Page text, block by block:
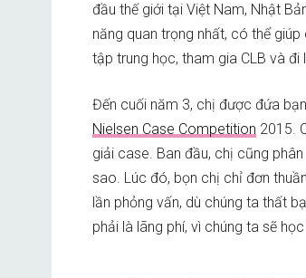
đầu thế giới tại Việt Nam, Nhật
năng quan trọng nhất, có thể
tập trung học, tham gia CLB và
Đến cuối năm 3, chị được đứa
Nielsen Case Competition 2015.
giải case. Ban đầu, chị cũng
sao. Lúc đó, bọn chị chỉ đơn
lần phỏng vấn, dù chúng ta thất
phải là lãng phí, vì chúng ta sẽ